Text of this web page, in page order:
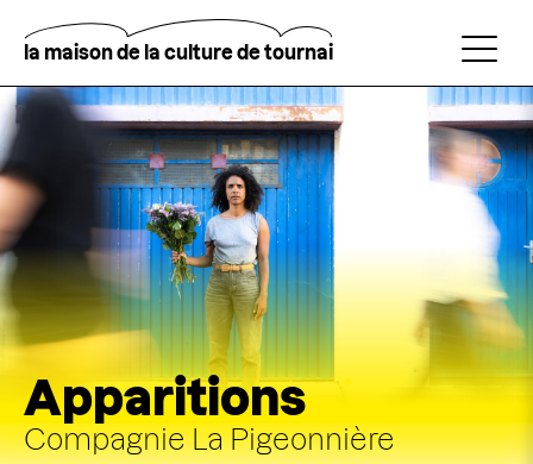
contenu
principal
la maison de la culture de tournai
Rechercher
Apparitions
Compagnie La Pigeonnière